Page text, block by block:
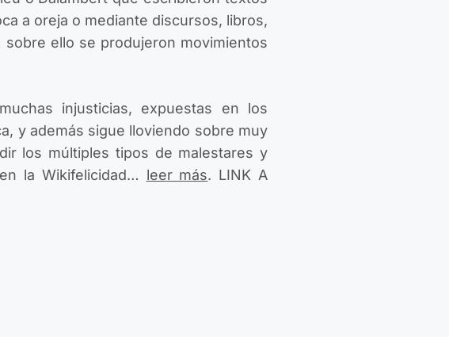
a oreja o mediante discursos, libros,
ello se produjeron movimientos
muchas injusticias, expuestas en los
y además sigue lloviendo sobre muy
los múltiples tipos de malestares y
la Wikifelicidad… leer más. LINK A